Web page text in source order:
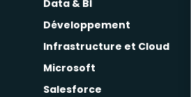
Data & BI
Développement
Infrastructure et Cloud
Microsoft
Salesforce